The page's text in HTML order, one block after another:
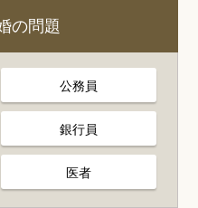
の問題
公務員
銀行員
医者